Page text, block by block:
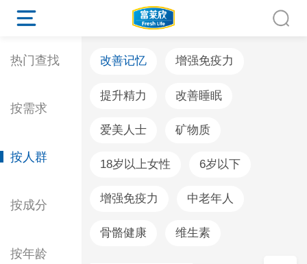
热门查找
按需求
按人群
按成分
按年龄
改善记忆 增强免疫力
提升精力 改善睡眠
爱美人士 矿物质
18岁以上女性 6岁以下
增强免疫力 中老年人
骨骼健康 维生素